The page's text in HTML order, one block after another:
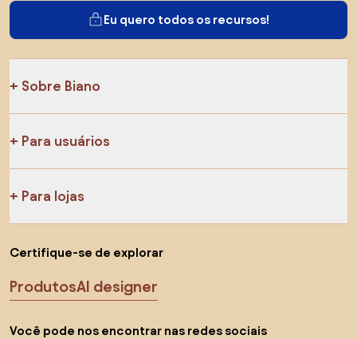
Eu quero todos os recursos!
Sobre Biano
Para usuários
Para lojas
Certifique-se de explorar
ProdutosAI designer
Você pode nos encontrar nas redes sociais